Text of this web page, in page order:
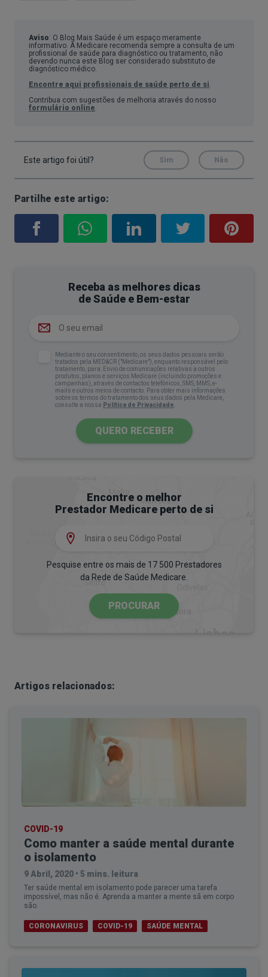
Aviso: O Blog Mais Saúde é um espaço meramente
informativo. A Medicare recomenda sempre a consulta de um
profissional de saúde para diagnóstico ou tratamento, não
devendo nunca este Blog ser considerado substituto de
diagnóstico médico.
Encontre aqui profissionais de saúde perto de si.
Contribua com sugestões de melhoria através do nosso
formulário online.
Este artigo foi útil? Sim Não
Partilhe este artigo:
Receba as melhores dicas
de Saúde e Bem-estar
Mediante o seu consentimento, os seus dados pessoais serão
tratados pela MED&CR ("Medicare"), enquanto responsável pelo
tratamento, para: Envio de comunicações relativas a outros
produtos, planos e serviços Medicare (incluindo promoções e
campanhas), através de contactos telefónicos, SMS, MMS, e-
mails e outros meios de contacto. Para obter mais informações
sobre os termos do tratamento dos seus dados pela Medicare,
consulte a nossa Política de Privacidade
QUERO RECEBER
Encontre o melhor
Prestador Medicare perto de si
Pesquise entre os mais de 17 500 Prestadores
da Rede de Saúde Medicare.
PROCURAR
Artigos relacionados:
COVID-19
Como manter a saúde mental durante
o isolamento
9 Abril, 2020 • 5 mins. leitura
Ter saúde mental em isolamento pode parecer uma tarefa
impossível, mas não é. Aprenda a manter a mente sã em corpo
são.
CORONAVIRUS COVID-19 SAÚDE MENTAL